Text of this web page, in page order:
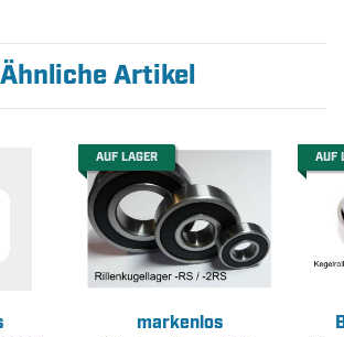
Ähnliche Artikel
AUF LAGER
markenlos
AUF